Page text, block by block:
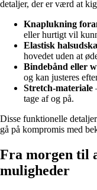
detaljer, der er værd at
Knaplukning
eller hurtigt vil
Elastisk
hovedet uden at
Bindebånd eller
og kan justeres
Stretch-materiale
tage af og på.
Disse funktionelle
gå på kompromis med
Fra morgen til
muligheder